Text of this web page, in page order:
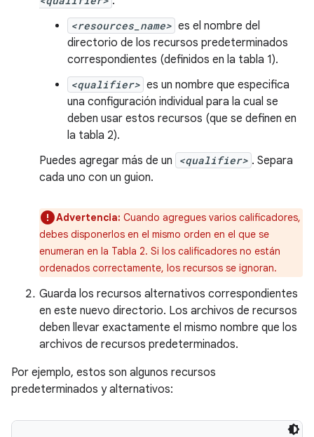
<resources_name> es el nombre del
directorio de los recursos predeterminados
correspondientes (definidos en la tabla 1).
<qualifier> es un nombre que especifica
una configuración individual para la cual se
deben usar estos recursos (que se definen en
la tabla 2).
Puedes agregar más de un
<qualifier> . Separa
cada uno con un guion.
Advertencia: Cuando agregues varios calificadores,
debes disponerlos en el mismo orden en el que se
enumeran en la Tabla 2. Si los calificadores no están
ordenados correctamente, los recursos se ignoran.
Guarda los recursos alternativos correspondientes
en este nuevo directorio. Los archivos de recursos
deben llevar exactamente el mismo nombre que los
archivos de recursos predeterminados.
Por ejemplo, estos son algunos recursos
predeterminados y alternativos: